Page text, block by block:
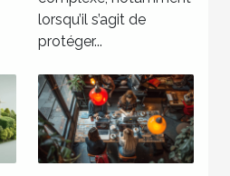
lorsqu’il s’agit de
protéger...